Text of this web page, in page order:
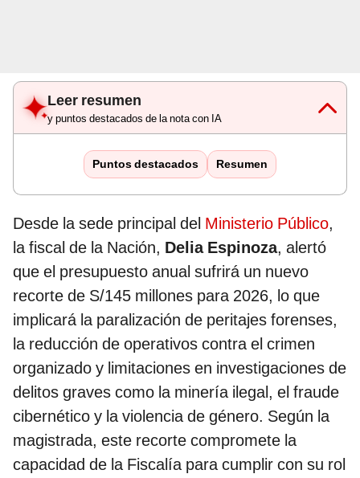
Leer resumen
y puntos destacados de la nota con IA
Puntos destacados Resumen
Desde la sede principal del Ministerio Público,
la fiscal de la Nación, Delia Espinoza, alertó
que el presupuesto anual sufrirá un nuevo
recorte de S/145 millones para 2026, lo que
implicará la paralización de peritajes forenses,
la reducción de operativos contra el crimen
organizado y limitaciones en investigaciones de
delitos graves como la minería ilegal, el fraude
cibernético y la violencia de género. Según la
magistrada, este recorte compromete la
capacidad de la Fiscalía para cumplir con su rol